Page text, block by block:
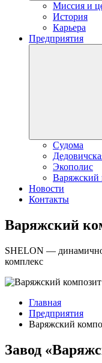
Миссия и
История
Карьера
Предприятия
Судома
Экополис
Варяжский
Новости
Контакты
Варяжский
SHELON —
комплекс
Главная
Предприятия
Варяжский
Завод